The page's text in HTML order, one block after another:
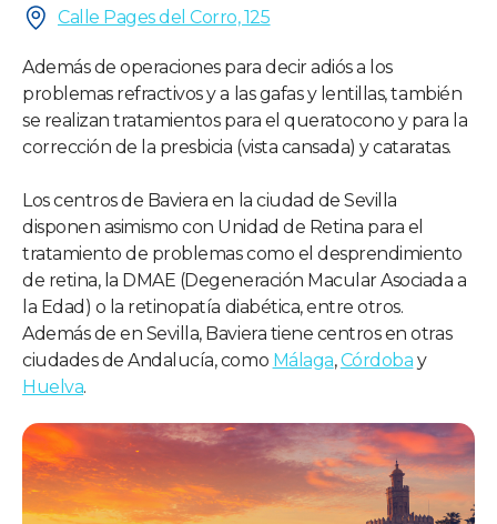
Calle Pages del Corro, 125
Además de operaciones para decir adiós a los
problemas refractivos y a las gafas y lentillas, también
se realizan tratamientos para el queratocono y para la
corrección de la presbicia (vista cansada) y cataratas.
Los centros de Baviera en la ciudad de Sevilla
disponen asimismo con Unidad de Retina para el
tratamiento de problemas como el desprendimiento
de retina, la DMAE (Degeneración Macular Asociada a
la Edad) o la retinopatía diabética, entre otros.
Además de en Sevilla, Baviera tiene centros en otras
ciudades de Andalucía, como Málaga,Córdoba y
Huelva.